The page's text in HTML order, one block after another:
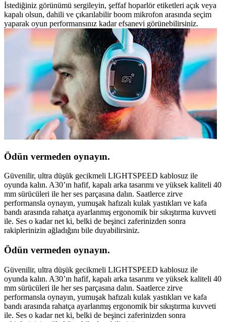
İstediğiniz görünümü sergileyin, şeffaf hoparlör etiketleri açık veya
kapalı olsun, dahili ve çıkarılabilir boom mikrofon arasında seçim
yaparak oyun performansınız kadar efsanevi görünebilirsiniz.
Ödün vermeden oynayın.
Güvenilir, ultra düşük gecikmeli LIGHTSPEED kablosuz ile
oyunda kalın. A30’ın hafif, kapalı arka tasarımı ve yüksek kaliteli 40
mm sürücüleri ile her ses parçasına dalın. Saatlerce zirve
performansla oynayın, yumuşak hafızalı kulak yastıkları ve kafa
bandı arasında rahatça ayarlanmış ergonomik bir sıkıştırma kuvveti
ile. Ses o kadar net ki, belki de beşinci zaferinizden sonra
rakiplerinizin ağladığını bile duyabilirsiniz.
Ödün vermeden oynayın.
Güvenilir, ultra düşük gecikmeli LIGHTSPEED kablosuz ile
oyunda kalın. A30’ın hafif, kapalı arka tasarımı ve yüksek kaliteli 40
mm sürücüleri ile her ses parçasına dalın. Saatlerce zirve
performansla oynayın, yumuşak hafızalı kulak yastıkları ve kafa
bandı arasında rahatça ayarlanmış ergonomik bir sıkıştırma kuvveti
ile. Ses o kadar net ki, belki de beşinci zaferinizden sonra